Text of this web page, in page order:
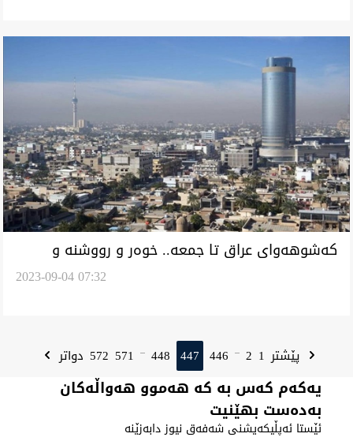
کەشوهەوای عراق تا جمعە.. خوەر و رووشنە و
2023-09-04 07:32
پێشتر 1
2
...
446
447
448
...
571
572 دواتر
یەکەم کەس بە کە هەموو هەواڵەکان
بەدەست بهێنیت
ئێستا ئەپڵیکەیشنی شەفەق نیوز دابەزێنە